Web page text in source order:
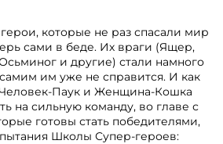
которые не раз спасали мир
сами в беде. Их враги (Ящер,
и другие) стали намного
им уже не справится. И как
Паук и Женщина-Кошка
на сильную команду, во главе с
готовы стать победителями,
Школы Супер-героев: